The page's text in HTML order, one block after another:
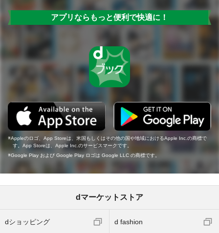
アプリならもっと便利で快適に！
Appleのロゴ、App Storeは、米国もしくはその他の国や地域におけるApple Inc.の商標で
す。App Storeは、Apple Inc.のサービスマークです。
Google Play および Google Play ロゴは Google LLC の商標です。
dマーケットストア
dショッピング d fashion